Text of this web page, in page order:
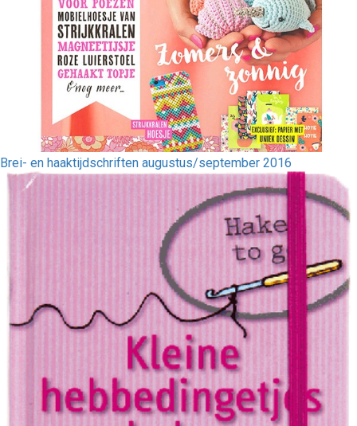
Brei- en haaktijdschriften augustus/september 2016